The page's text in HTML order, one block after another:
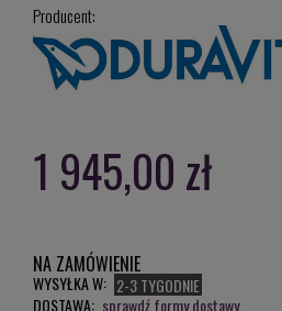
Producent:
1 945,00 zł
NA ZAMÓWIENIE
WYSYŁKA W: 2-3 TYGODNIE
DOSTAWA: sprawdź formy dostawy